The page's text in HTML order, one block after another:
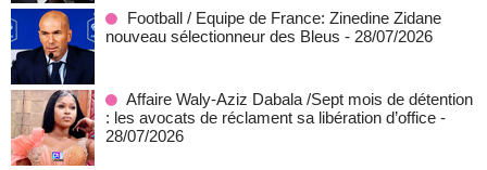
Football / Equipe de France: Zinedine Zidane
nouveau sélectionneur des Bleus - 28/07/2026
Affaire Waly-Aziz Dabala /Sept mois de détention
: les avocats de réclament sa libération d’office -
28/07/2026